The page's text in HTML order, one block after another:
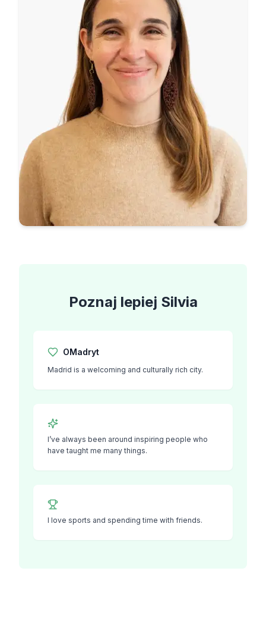
Poznaj lepiej Silvia
OMadryt
Madrid is a welcoming and culturally rich city.
I’ve always been around inspiring people who
have taught me many things.
I love sports and spending time with friends.